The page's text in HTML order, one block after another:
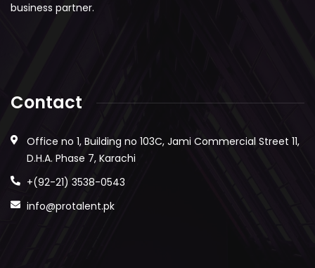
business partner.
Contact
Office no 1, Building no 103C, Jami Commercial Street 11,
D.H.A. Phase 7, Karachi
+(92-21) 3538-0543
info@protalent.pk